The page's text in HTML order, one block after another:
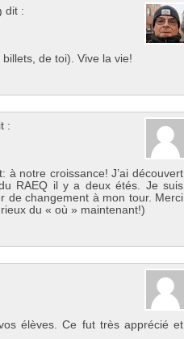
) dit :
de toi). Vive la vie!
:
notre croissance! J’ai découvert
RAEQ il y a deux étés. Je suis
de changement à mon tour. Merci
du « où » maintenant!)
élèves. Ce fut très apprécié et